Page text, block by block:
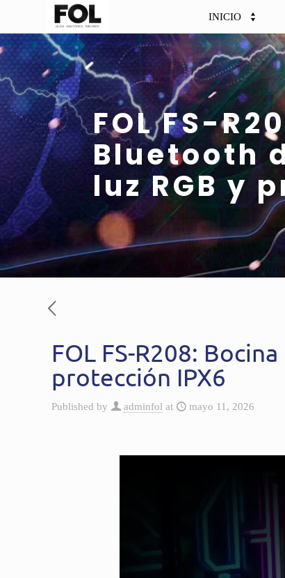
INICIO
FOL FS-
Bluetooth
luz RGB y
FOL FS-R208:
protección IPX6
Published by adminfol at mayo 11, 2026